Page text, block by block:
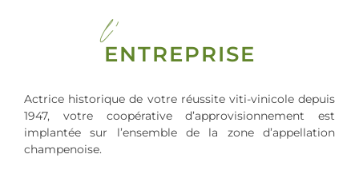
l'
ENTREPRISE
Actrice historique de votre réussite viti-vinicole depuis
1947, votre coopérative d’approvisionnement est
implantée sur l’ensemble de la zone d’appellation
champenoise.